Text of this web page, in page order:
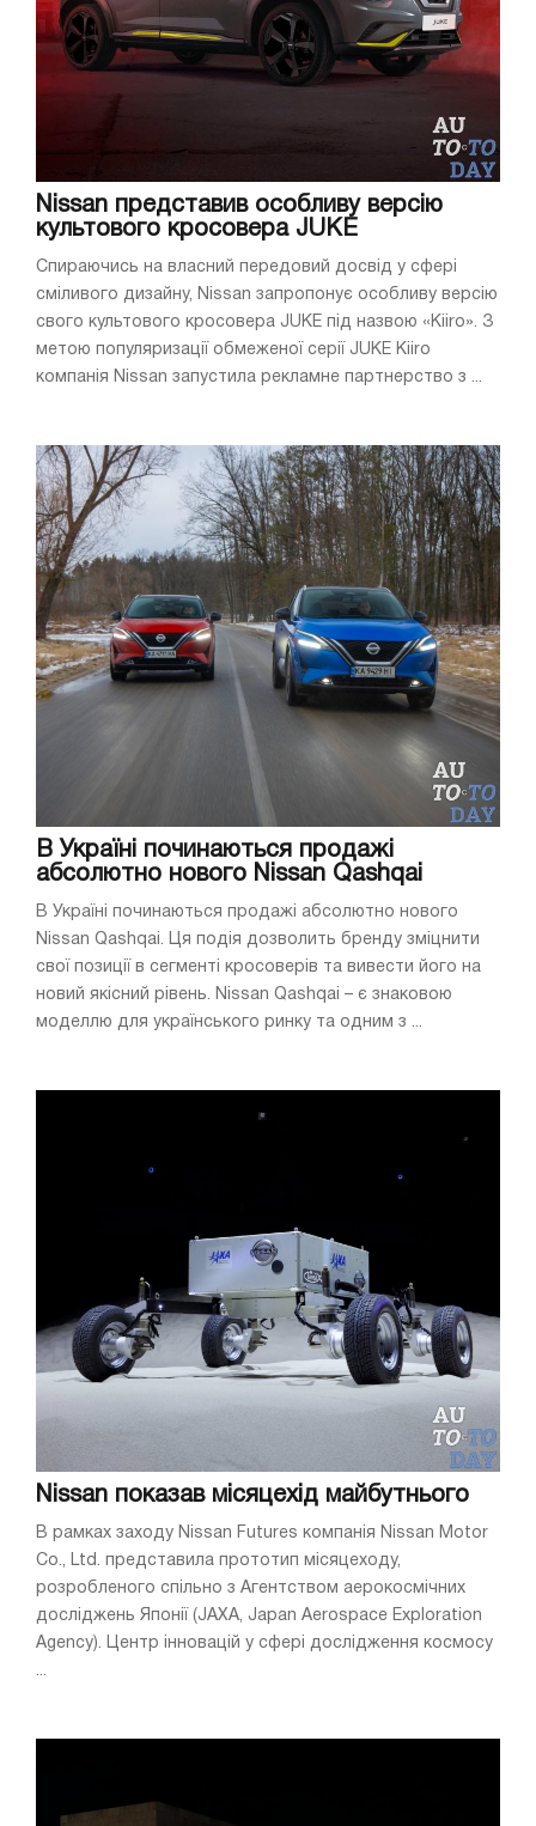
Nissan представив особливу версію
культового кросовера JUKE
Спираючись на власний передовий досвід у сфері
сміливого дизайну, Nissan запропонує особливу версію
свого культового кросовера JUKE під назвою «Kiiro». З
метою популяризації обмеженої серії JUKE Kiiro
компанія Nissan запустила рекламне партнерство з ...
В Україні починаються продажі
абсолютно нового Nissan Qashqai
В Україні починаються продажі абсолютно нового
Nissan Qashqai. Ця подія дозволить бренду зміцнити
свої позиції в сегменті кросоверів та вивести його на
новий якісний рівень. Nissan Qashqai – є знаковою
моделлю для українського ринку та одним з ...
Nissan показав місяцехід майбутнього
В рамках заходу Nissan Futures компанія Nissan Motor
Co., Ltd. представила прототип місяцеходу,
розробленого спільно з Агентством аерокосмічних
досліджень Японії (JAXA, Japan Aerospace Exploration
Agency). Центр інновацій у сфері дослідження космосу